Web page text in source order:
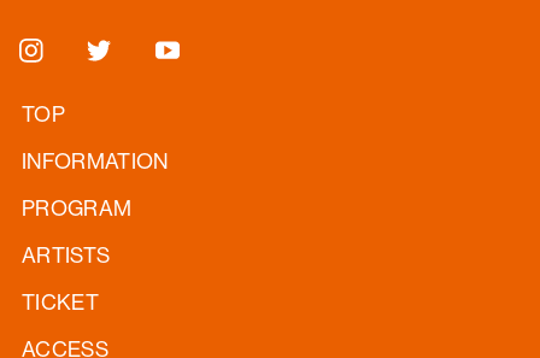
TOP
INFORMATION
PROGRAM
ARTISTS
TICKET
ACCESS